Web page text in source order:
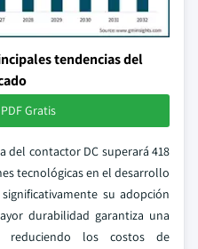
tendencias del
Gratis
del contactor DC superará 418
tecnológicas en el desarrollo
su adopción
durabilidad garantiza una
reduciendo los costos de